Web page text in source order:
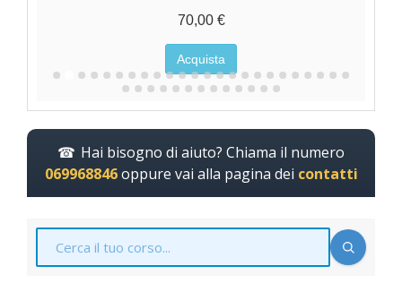
95,00 €
Acquista
Hai bisogno di aiuto? Chiama il numero
069968846oppure vai alla pagina dei contatti